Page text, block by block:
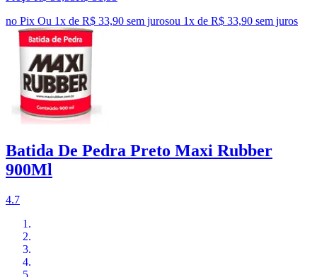
no Pix Ou 1x de R$ 33,90 sem jurosou 1x de R$ 33,90 sem juros
Batida De Pedra Preto Maxi Rubber
900Ml
4.7